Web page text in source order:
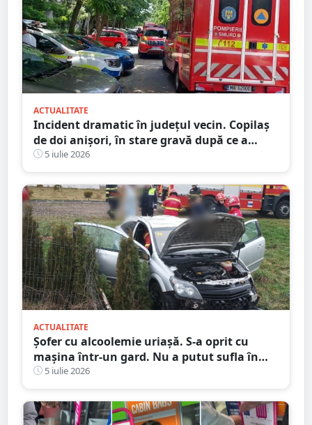
ACTUALITATE
Incident dramatic în județul vecin. Copilaș
de doi anișori, în stare gravă după ce a
căzut de la etaj
5 iulie 2026
ACTUALITATE
Șofer cu alcoolemie uriașă. S-a oprit cu
mașina într-un gard. Nu a putut sufla în
etilotest de beat ce a fost
5 iulie 2026